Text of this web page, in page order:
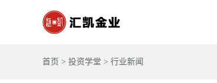
首页 > 投资学堂 > 行业新闻